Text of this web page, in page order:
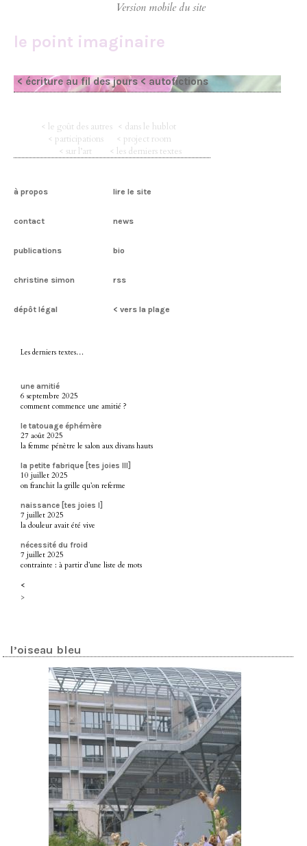
le point imaginaire
< écriture au fil des jours < autofictions
< le goût des autres < dans le hublot
< participations
< project room
< sur l’art
< les derniers textes
à propos lire le site
contact news
publications bio
christine simon rss
dépôt légal < vers la plage
Les derniers textes…
une amitié
6 septembre 2025
comment commence une amitié ?
le tatouage éphémère
27 août 2025
la femme pénètre le salon aux divans hauts
la petite fabrique [tes joies III]
10 juillet 2025
on franchit la grille qu’on referme
naissance [tes joies I]
7 juillet 2025
la douleur avait été vive
nécessité du froid
7 juillet 2025
contrainte : à partir d’une liste de mots
<
>
l’oiseau bleu